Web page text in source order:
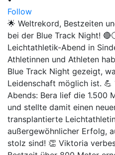
Follow
🌟 Weltrekord, Bestzeiten
bei der Blue Track Night!
Leichtathletik-Abend in
Athletinnen und Athleten
Blue Track Night gezeigt,
Leidenschaft möglich ist.
Abends: Bera lief die 1.500
und stellte damit einen
transplantierte
außergewöhnlicher Erfolg,
stolz sind! 👏 Viktoria